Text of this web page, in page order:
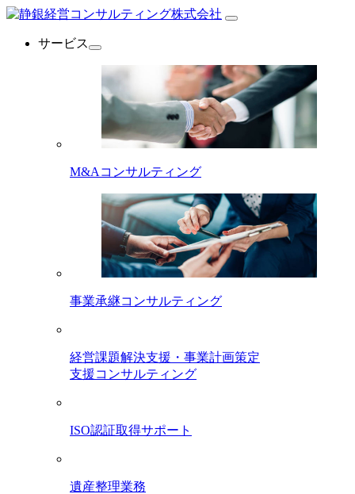
サービス
M&Aコンサルティング
事業承継コンサルティング
経営課題解決支援・事業計画策定
支援コンサルティング
ISO認証取得サポート
遺産整理業務